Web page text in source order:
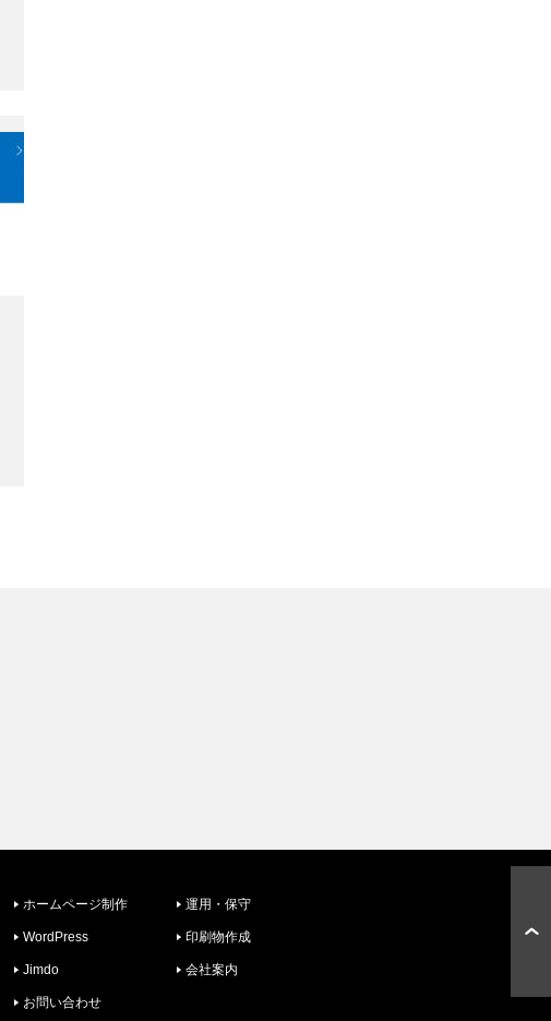
ホームページ制作
WordPress
Jimdo
運用・保守
印刷物作成
会社案内
お問い合わせ